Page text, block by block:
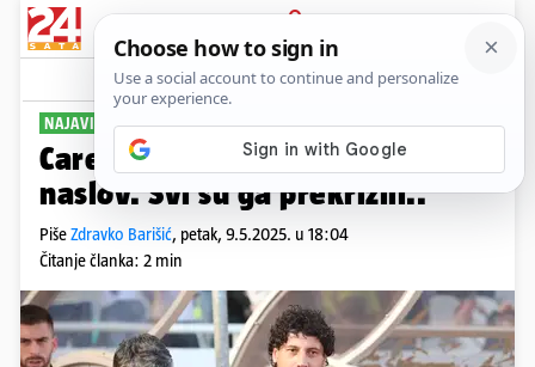
PRIJAVA
Sport Komentari
NAJAVIO SUSRET PROTIV 'BILIH'
Carević: Hajduk još ima nadu u
naslov. Svi su ga prekrižili..
PišeZdravko Barišić, petak, 9.5.2025. u 18:04
Čitanje članka: 2 min